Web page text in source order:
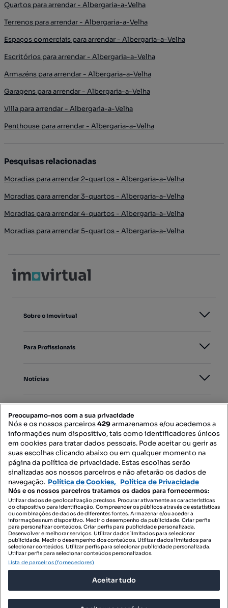
Quartos para arrendar - Albergaria-a-Velha
Terrenos para arrendar - Albergaria-a-Velha
Espaços comerciais para arrendar - Albergaria-a-Velha
Escritórios para arrendar - Albergaria-a-Velha
Armazéns para arrendar - Albergaria-a-Velha
Garagens para arrendar - Albergaria-a-Velha
Villa para arrendar - Albergaria-a-Velha
Penthouse para arrendar - Albergaria-a-Velha
Pesquisas relacionadas
Moradias para arrendar 2-quartos - Albergaria-a-Velha
Moradias para arrendar 3-quartos - Albergaria-a-Velha
Moradias para arrendar 4-quartos - Albergaria-a-Velha
Moradias para arrendar 5-quartos - Albergaria-a-Velha
Sobre o Imovirtual
Para Profissionais
Notícias
Mapa do Site
Contacte-nos
SIGA-NOS:
DESCARREGAR NA:
Preocupamo-nos com a sua privacidade
Nós e os nossos parceiros429armazenamos e/ou acedemos a
informações num dispositivo, tais como identificadores únicos
em cookies para tratar dados pessoais. Pode aceitar ou gerir as
suas escolhas clicando abaixo ou em qualquer momento na
página da política de privacidade. Estas escolhas serão
sinalizadas aos nossos parceiros e não afetarão os dados de
navegação. Política de Cookies, Política de Privacidade
Nós e os nossos parceiros tratamos os dados para fornecermos:
Utilizar dados de geolocalização precisos. Procurar ativamente as características
do dispositivo para identificação. Compreender os públicos através de estatísticas
ou combinações de dados de diferentes fontes. Armazenar e/ou aceder a
informações num dispositivo. Medir o desempenho da publicidade. Criar perfis
para personalizar conteúdos. Criar perfis para publicidade personalizada.
Desenvolver e melhorar serviços. Utilizar dados limitados para selecionar
publicidade. Medir o desempenho dos conteúdos. Utilizar dados limitados para
selecionar conteúdos. Utilizar perfis para selecionar publicidade personalizada.
Utilizar perfis para selecionar conteúdos personalizados.
Lista de parceiros (fornecedores)
Aceitar tudo